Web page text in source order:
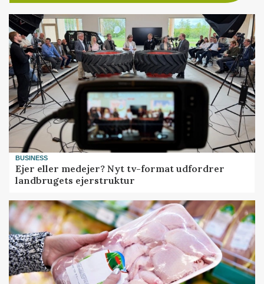
BUSINESS
Ejer eller medejer? Nyt tv-format udfordrer
landbrugets ejerstruktur